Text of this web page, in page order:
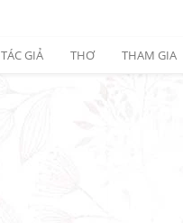
TÁC GIẢ THƠ THAM GIA